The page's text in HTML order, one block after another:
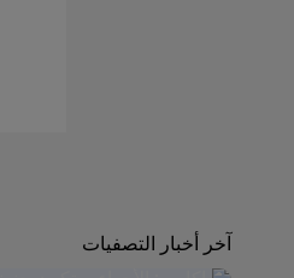
آخر أخبار التصفيات